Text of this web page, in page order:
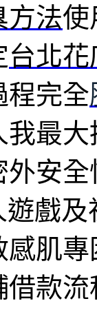
方法使
台北花
程完全
我最大
安
戲
感肌
借款